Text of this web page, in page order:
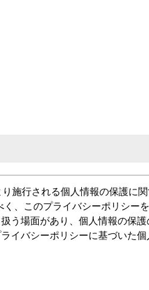
施行される個人情報の保護に
、このプライバシーポリシー
う場面があり、個人情報の保
イバシーポリシーに基づいた